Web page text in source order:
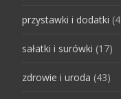
przystawki i dodatki
sałatki i surówki (17)
zdrowie i uroda (43)